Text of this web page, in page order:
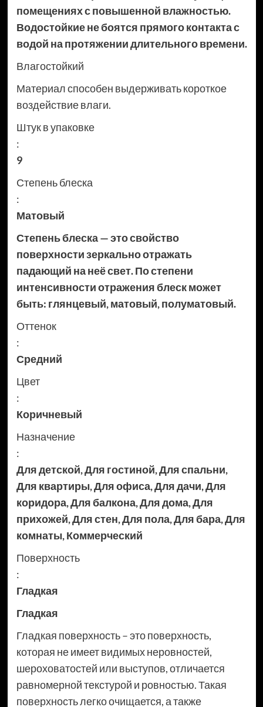
помещениях с повышенной влажностью.
Водостойкие не боятся прямого контакта с
водой на протяжении длительного времени.
Влагостойкий
Материал способен выдерживать короткое
воздействие влаги.
Штук в упаковке
:
9
Степень блеска
:
Матовый
Степень блеска — это свойство
поверхности зеркально отражать
падающий на неё свет. По степени
интенсивности отражения блеск может
быть: глянцевый, матовый, полуматовый.
Оттенок
:
Средний
Цвет
:
Коричневый
Назначение
:
Для детской,Для гостиной,Для спальни,
Для квартиры,Для офиса,Для дачи,Для
коридора,Для балкона,Для дома,Для
прихожей,Для стен,Для пола,Для бара,Для
комнаты,Коммерческий
Поверхность
:
Гладкая
Гладкая
Гладкая поверхность – это поверхность,
которая не имеет видимых неровностей,
шероховатостей или выступов, отличается
равномерной текстурой и ровностью. Такая
поверхность легко очищается, а также